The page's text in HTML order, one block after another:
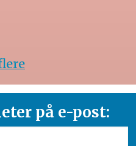
på e-post: